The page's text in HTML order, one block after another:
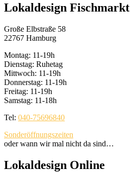
Lokaldesign Fischmarkt
Große Elbstraße 58
22767 Hamburg
Montag: 11-19h
Dienstag: Ruhetag
Mittwoch: 11-19h
Donnerstag: 11-19h
Freitag: 11-19h
Samstag: 11-18h
Tel: 040-75696840
Sonderöffnungszeiten
oder wann wir mal nicht da sind…
Lokaldesign Online